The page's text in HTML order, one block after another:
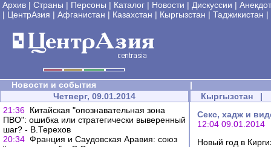
Архив | Страны | Персоны | Каталог | Новости | Дискуссии |
| ЦентрАзия | Афганистан | Казахстан | Кыргызстан | Таджикистан |
Новости и события
|
Четверг, 09.01.2014
21:36 Китайская "опознавательная зона
ПВО": ошибка или стратегически выверенный
шаг? - В.Терехов
20:34 Франция и Саудовская Аравия: союз
Кыргызстан |
Секс, хадж и
12:04 09.01.2014
Новый год в